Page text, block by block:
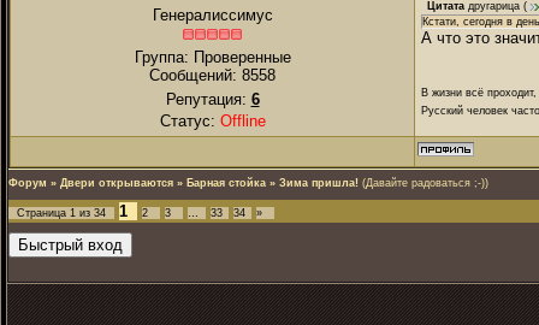
Генералиссимус
Группа: Проверенные
Сообщений: 8558
Репутация: 6
Статус: Offline
Цитата другарица (
Кстати, сегодня в
А что это
В жизни всё
Русский человек
Форум » Двери открываются » Барная стойка » Зима пришла! (Давайте радоваться ;-))
Страница 1 из 34 1 2 3 … 33 34 »